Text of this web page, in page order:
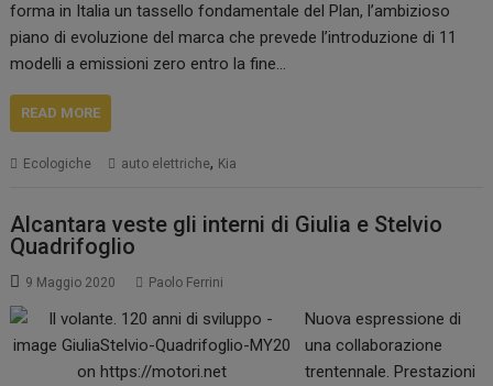
forma in Italia un tassello fondamentale del Plan, l’ambizioso
piano di evoluzione del marca che prevede l’introduzione di 11
modelli a emissioni zero entro la fine…
READ MORE
Ecologiche auto elettriche, Kia
Alcantara veste gli interni di Giulia e Stelvio
Quadrifoglio
9 Maggio 2020 Paolo Ferrini
Nuova espressione di
una collaborazione
trentennale. Prestazioni